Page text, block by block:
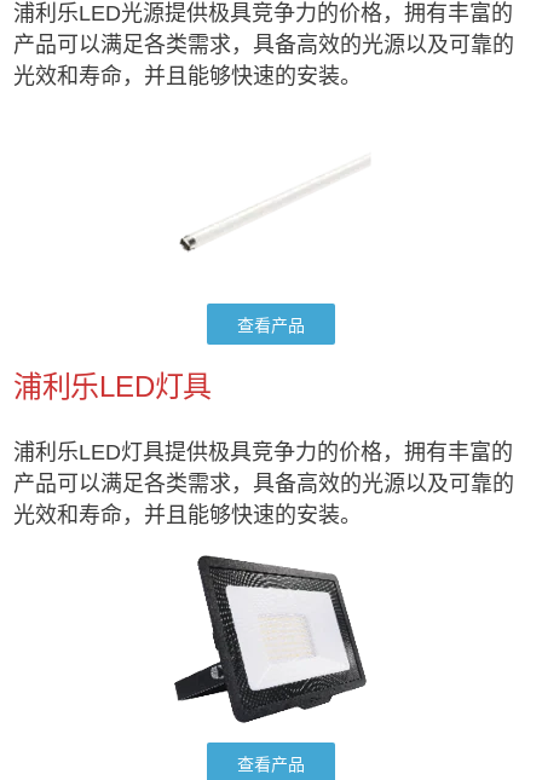
浦利乐LED光源提供极具竞争力的价格，拥有丰富的
产品可以满足各类需求，具备高效的光源以及可靠的
光效和寿命，并且能够快速的安装。
查看产品
浦利乐LED灯具
浦利乐LED灯具提供极具竞争力的价格，拥有丰富的
产品可以满足各类需求，具备高效的光源以及可靠的
光效和寿命，并且能够快速的安装。
查看产品